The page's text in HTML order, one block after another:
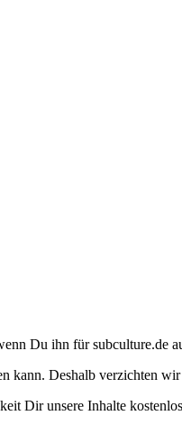
Du ihn für subculture.de
Deshalb verzichten
Dir unsere Inhalte